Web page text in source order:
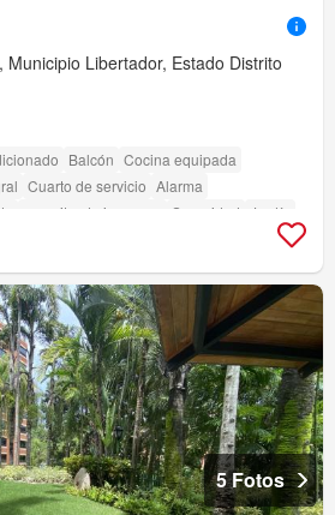
Municipio Libertador, Estado Distrito
Balcón Cocina equipada
Cuarto de servicio Alarma
amenity_drying_area Seguridad
Jardín
5 Fotos